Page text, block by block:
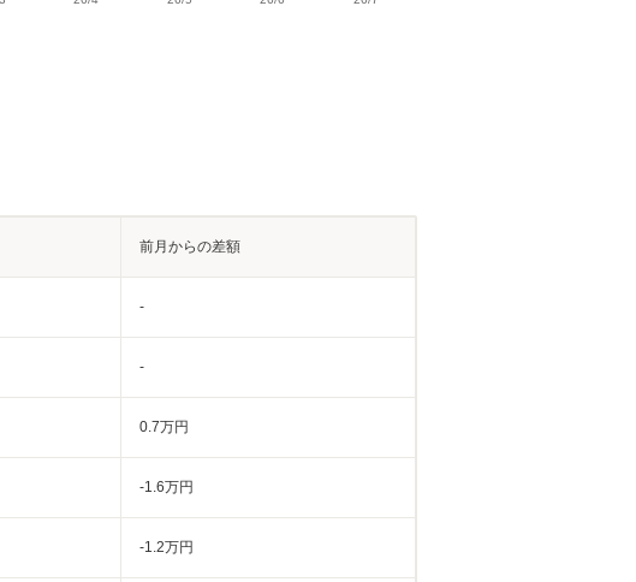
前月からの差額
-
-
0.7万円
-1.6万円
-1.2万円